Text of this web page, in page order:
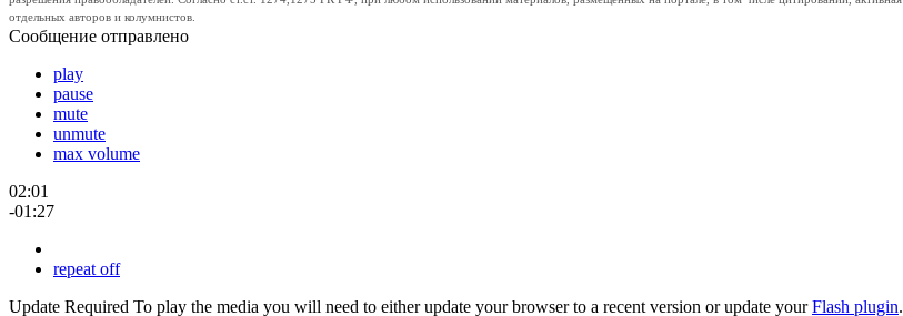
отдельных авторов и колумнистов.
Сообщение отправлено
play
pause
mute
unmute
max volume
02:01
-01:27
repeat off
Update Required To play the media you will need to either update your browser to a recent version or update yourFlash plugin.